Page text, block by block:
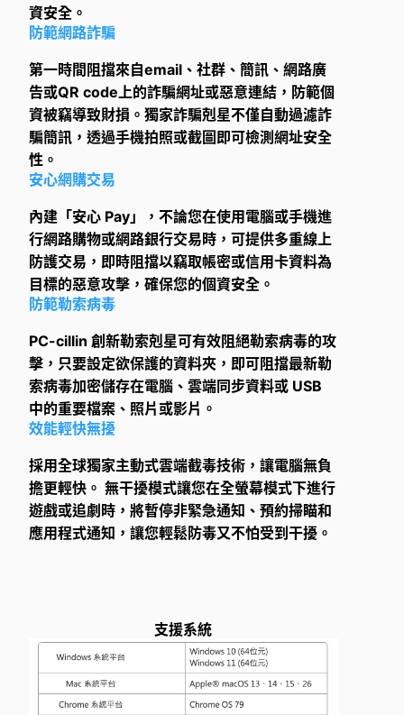
資安全。
防範網路詐騙
第一時間阻擋來自email、社群、簡訊、網路廣
告或QR code上的詐騙網址或惡意連結，防範個
資被竊導致財損。獨家詐騙剋星不僅自動過濾詐
騙簡訊，透過手機拍照或截圖即可檢測網址安全
性。
安心網購交易
內建「安心 Pay」，不論您在使用電腦或手機進
行網路購物或網路銀行交易時，可提供多重線上
防護交易，即時阻擋以竊取帳密或信用卡資料為
目標的惡意攻擊，確保您的個資安全。
防範勒索病毒
PC-cillin 創新勒索剋星可有效阻絕勒索病毒的攻
擊，只要設定欲保護的資料夾，即可阻擋最新勒
索病毒加密儲存在電腦、雲端同步資料或 USB
中的重要檔案、照片或影片。
效能輕快無擾
採用全球獨家主動式雲端截毒技術，讓電腦無負
擔更輕快。 無干擾模式讓您在全螢幕模式下進行
遊戲或追劇時，將暫停非緊急通知、預約掃瞄和
應用程式通知，讓您輕鬆防毒又不怕受到干擾。
支援系統